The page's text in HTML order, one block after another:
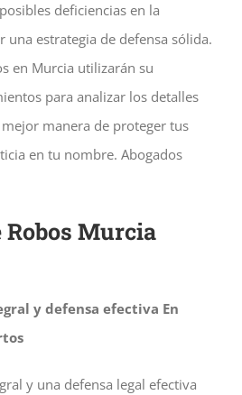
deficiencias en la
una estrategia de defensa sólida.
en Murcia utilizarán su
para analizar los detalles
manera de proteger tus
en tu nombre. Abogados
Robos Murcia
y defensa efectiva En
y una defensa legal efectiva